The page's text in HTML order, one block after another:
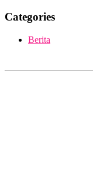
Categories
Berita